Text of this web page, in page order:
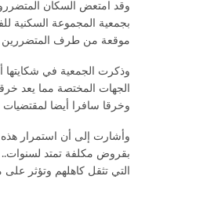
وقد امتعض السكان
بجمعية المجموعة السكنية
موقعة من طرف المتضررين
وذكرت الجمعية في شكايتها
الجهات المختصة مما يعد
وخرقا سافرا أيضا لمقتضيات
وأشارت إلى أن استمرار هذه
بقروض مكلفة تمتد
التي تثقل كاهلهم وتؤثر